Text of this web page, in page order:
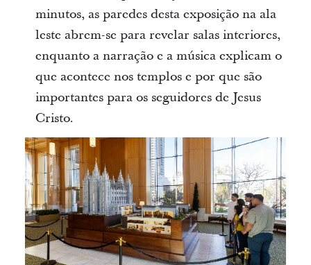
minutos, as paredes desta exposição na ala
leste abrem-se para revelar salas interiores,
enquanto a narração e a música explicam o
que acontece nos templos e por que são
importantes para os seguidores de Jesus
Cristo.